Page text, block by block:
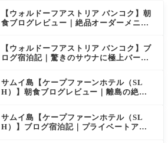
【ウォルドーフアストリア バンコク】朝
食ブログレビュー｜絶品オーダーメニュ
【ウォルドーフアストリア バンコク】ブ
ログ宿泊記｜驚きのサウナに極上バー＆
サムイ島【ケープファーンホテル（SL
H）】朝食ブログレビュー｜離島の絶景×
サムイ島【ケープファーンホテル（SL
H）】ブログ宿泊記｜プライベートアイ